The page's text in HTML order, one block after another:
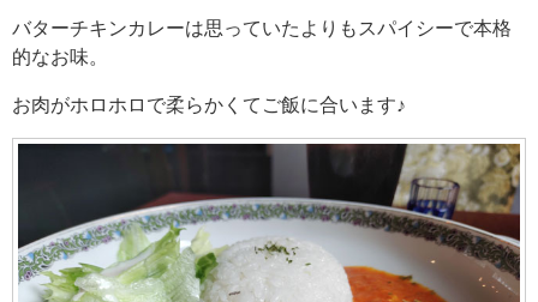
バターチキンカレーは思っていたよりもスパイシーで本格
的なお味。
お肉がホロホロで柔らかくてご飯に合います♪